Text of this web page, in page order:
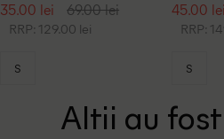
35.00 lei 69.00 lei
RRP: 129.00 lei
S
45.00 lei
RRP:
S
Altii au